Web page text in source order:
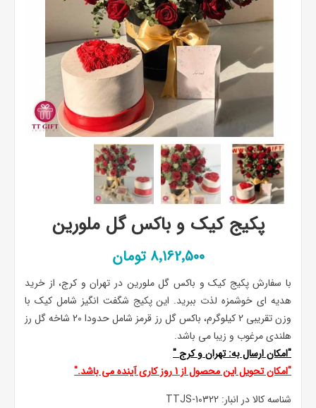
پکیج کیک و باکس گل ملورین
8٬162٬500 تومان
با سفارش پکیج کیک و باکس گل ملورین در تهران و کرج، از خرید
هدیه ای خوشمزه لذت ببرید. این پکیج شگفت انگیز شامل کیک با
وزن تقریبی 2 کیلوگرم، باکس گل رز قرمز شامل حدودا 20 شاخه گل رز
هلندی مرغوب و زیبا می باشد.
"امکان ارسال به:تهرانوکرج"
"امکان تحویل این محصول از 1 روز کاری آینده می باشد."
شناسه کالا در انبار: TTJS-10322